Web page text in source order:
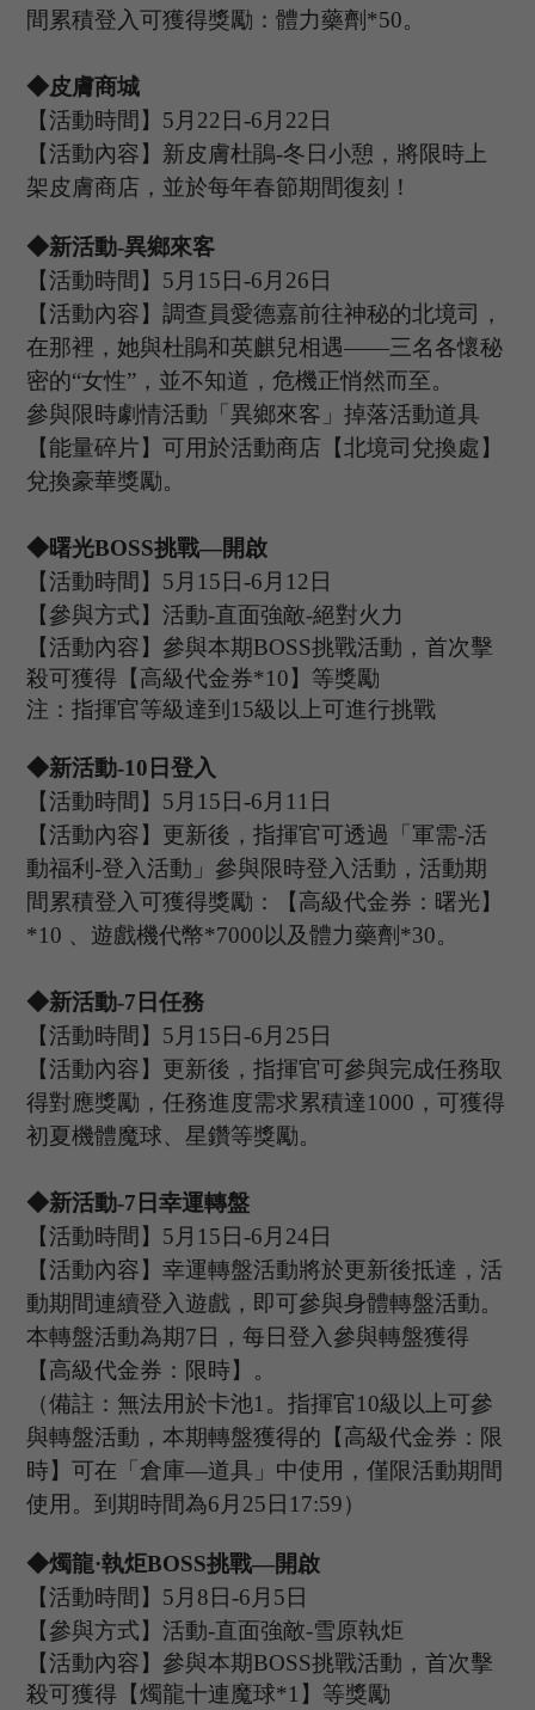
間累積登入可獲得獎勵：體力藥劑*50。
◆皮膚商城
【活動時間】 5 月 22 日-6 月 22 日
【活動內容】新皮膚杜鵑-冬日小憩， 將限時上
架皮膚商店，並於每年春節期間復刻！
◆新活動-異鄉來客
【活動時間】 5 月 15日-6 月 26日
【活動內容】調查員愛德嘉前往神秘的北境司，
在那裡，她與杜鵑和英麒兒相遇——三名各懷秘
密的“女性”，並不知道，危機正悄然而至。
參與限時劇情活動「異鄉來客」掉落活動道具
【能量碎片】可用於活動商店【北境司兌換處】
兌換豪華獎勵。
◆曙光BOSS挑戰—開啟
【活動時間】 5 月 15日-6 月 12 日
【參與方式】 活動-直面強敵-絕對火力
【活動內容】參與本期BOSS挑戰活動，首次擊
殺可獲得【高級代金券*10】等獎勵
注：指揮官等級達到 15級以上可進行挑戰
◆新活動-10 日登入
【活動時間】 5 月 15日-6 月 11 日
【活動內容】更新後，指揮官可透過「軍需-活
動福利-登入活動」參與限時登入活動，活動期
間累積登入可獲得獎勵：【高級代金券：曙光】
*10 、遊戲機代幣*7000以及體力藥劑*30。
◆新活動-7日任務
【活動時間】 5 月 15日-6 月 25日
【活動內容】更新後，指揮官可參與完成任務取
得對應獎勵，任務進度需求累積達1000，可獲得
初夏機體魔球、星鑽等獎勵。
◆新活動-7日幸運轉盤
【活動時間】 5 月 15日-6 月 24日
【活動內容】幸運轉盤活動將於更新後抵達，活
動期間連續登入遊戲，即可參與身體轉盤活動。
本轉盤活動為期7日，每日登入參與轉盤獲得
【高級代金券： 限時】 。
（備註： 無法用於卡池1 。指揮官10級以上可參
與轉盤活動，本期轉盤獲得的【高級代金券： 限
時】可在「倉庫—道具」中使用，僅限活動期間
使用。到期時間為6月25日 1 7:59）
◆燭龍·執炬BOSS挑戰—開啟
【活動時間】 5 月 8日-6 月 5日
【參與方式】 活動-直面強敵-雪原執炬
【活動內容】參與本期BOSS挑戰活動，首次擊
殺可獲得【燭龍十連魔球*1 】等獎勵